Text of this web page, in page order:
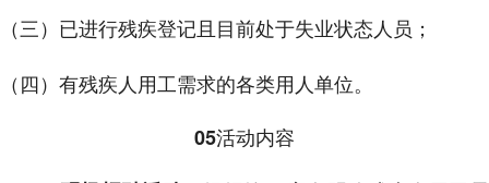
（三）已进行残疾登记且目前处于失业状态人员；
（四）有残疾人用工需求的各类用人单位。
05活动内容